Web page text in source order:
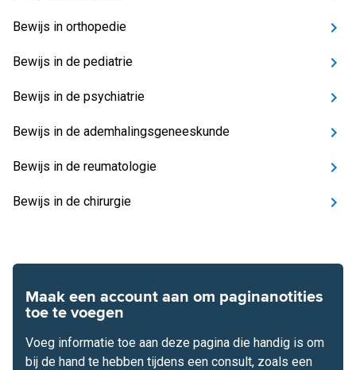
Bewijs in orthopedie
Bewijs in de pediatrie
Bewijs in de psychiatrie
Bewijs in de ademhalingsgeneeskunde
Bewijs in de reumatologie
Bewijs in de chirurgie
Maak een account aan om paginanotities
toe te voegen
Voeg informatie toe aan deze pagina die handig is om
bij de hand te hebben tijdens een consult, zoals een